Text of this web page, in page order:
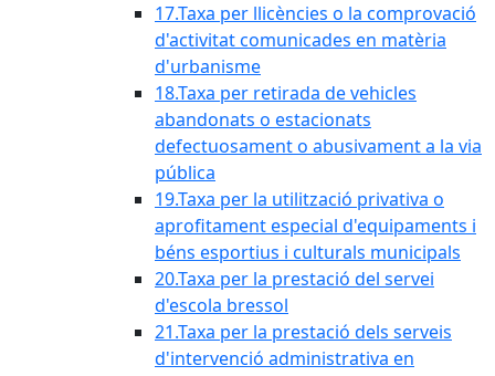
17.Taxa per llicències o la comprovació
d'activitat comunicades en matèria
d'urbanisme
18.Taxa per retirada de vehicles
abandonats o estacionats
defectuosament o abusivament a la via
pública
19.Taxa per la utilització privativa o
aprofitament especial d'equipaments i
béns esportius i culturals municipals
20.Taxa per la prestació del servei
d'escola bressol
21.Taxa per la prestació dels serveis
d'intervenció administrativa en